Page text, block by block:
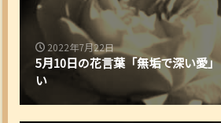
2022年7月22日
5月10日の花言葉「無垢で深い愛
い